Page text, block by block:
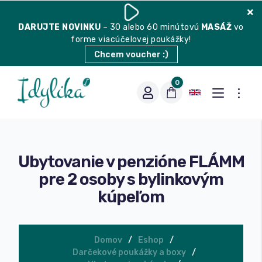
DARUJTE NOVINKU – 30 alebo 60 minútovú MASÁŽ vo
forme viacúčelovej poukážky!
Chcem voucher :)
Vhodná na espresso
Vhodná na filter
Balené čaje
0
Ubytovanie v penzióne FLÁMM
pre 2 osoby s bylinkovým
kúpeľom
Domov
Eshop
Darčekové poukážky a boxy